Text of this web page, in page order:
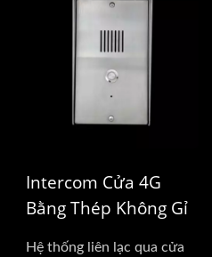
Intercom Cửa 4G
Bằng Thép Không Gỉ
Hệ thống liên lạc qua cửa